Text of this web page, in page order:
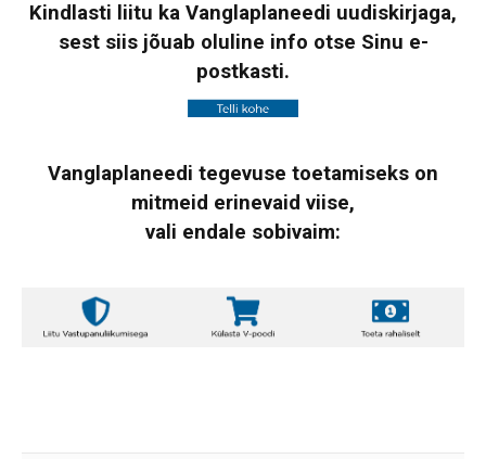
Kindlasti liitu ka Vanglaplaneedi uudiskirjaga,
sest siis jõuab oluline info otse Sinu e-
postkasti.
Vanglaplaneedi tegevuse toetamiseks on
mitmeid erinevaid viise,
vali endale sobivaim: